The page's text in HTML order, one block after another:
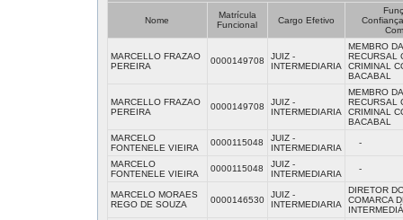
Nome
Matrícula
Funcional
Cargo Efetivo
MARCELLO FRAZAO
PEREIRA
0000149708
JUIZ -
INTERMEDIARIA
MEMBRO
RECURSAL
CRIMINAL
BACABAL
MARCELLO FRAZAO
PEREIRA
0000149708
JUIZ -
INTERMEDIARIA
MEMBRO
RECURSAL
CRIMINAL
BACABAL
MARCELO
FONTENELE VIEIRA
0000115048
JUIZ -
INTERMEDIARIA
-
MARCELO
FONTENELE VIEIRA
0000115048
JUIZ -
INTERMEDIARIA
-
MARCELO MORAES
REGO DE SOUZA
0000146530
JUIZ -
INTERMEDIARIA
DIRETOR
COMARCA